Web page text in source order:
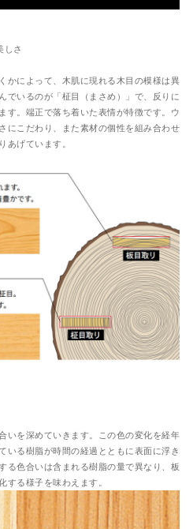
しさ
かによって、木肌に現れる木目の模様は異
でいるのが「柾目（まさめ）」で、反りに
す。端正で落ち着いた表情が特徴です。 ウ
にこだわり、また素材の個性を組み合わせ
あげています。
いを深めていきます。この色の変化を経年
いる樹脂が時間の経過とともに表面に浮き
る色合いは含まれる樹脂の量で異なり、板
る様子を味わえます。